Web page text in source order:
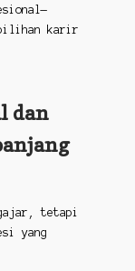
pilihan karir
dan
tetapi
yang